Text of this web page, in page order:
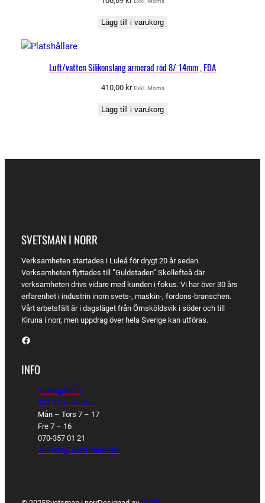
Lägg till i varukorg
Luft/vatten Silikonslang armerad röd 8/ 14mm , FDA
410,00 kr Exkl. Moms
Lägg till i varukorg
SVETSMAN I NORR
Verksamheten startades i Luleå för drygt 20 år sedan.
Verksamheten flyttades till ”Guldstaden” Skellefteå där
verksamheten drivs vidare med kunden i fokus. Vi har över 30 års
erfarenhet i industrin inom svets-, maskin-, fordons-branschen.
Vårt arbetsfält är i dagsläget från Örnsköldsvik i söder och till
Kiruna i norr, men uppdrag över hela Sverige kan utföras.
Facebook
INFO
Truckgatan 1,
931 27 Skellefteå
Mån – Tors 7 – 17
Fre 7 – 16
070-357 01 21
christer@svetsman.com